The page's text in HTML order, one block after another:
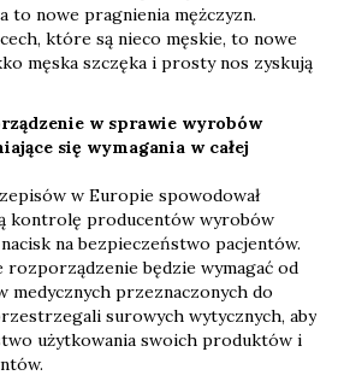
to nowe pragnienia mężczyzn.
które są nieco męskie, to nowe
męska szczęka i prosty nos zyskują
w sprawie wyrobów
się wymagania w całej
w Europie spowodował
kontrolę producentów wyrobów
na bezpieczeństwo pacjentów.
rozporządzenie będzie wymagać od
przeznaczonych do
surowych wytycznych, aby
użytkowania swoich produktów i